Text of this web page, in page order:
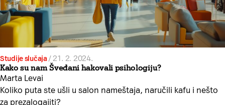
Studije slučaja/21. 2. 2024.
Kako su nam Šveđani hakovali psihologiju?
Marta Levai
Koliko puta ste ušli u salon nameštaja, naručili kafu i nešto
za prezalogajiti?